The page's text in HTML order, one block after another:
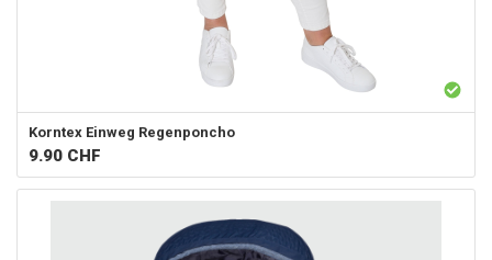
Korntex Einweg Regenponcho
9.90 CHF